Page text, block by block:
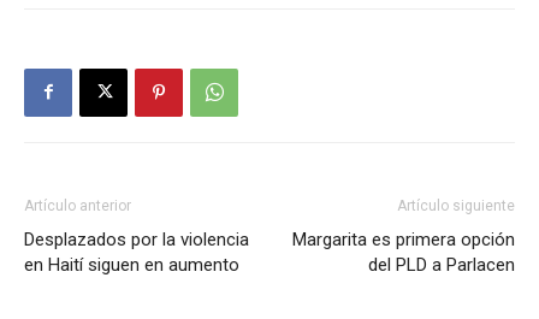
Artículo anterior
Desplazados por la violencia
en Haití siguen en aumento
Artículo siguiente
Margarita es primera opción
del PLD a Parlacen